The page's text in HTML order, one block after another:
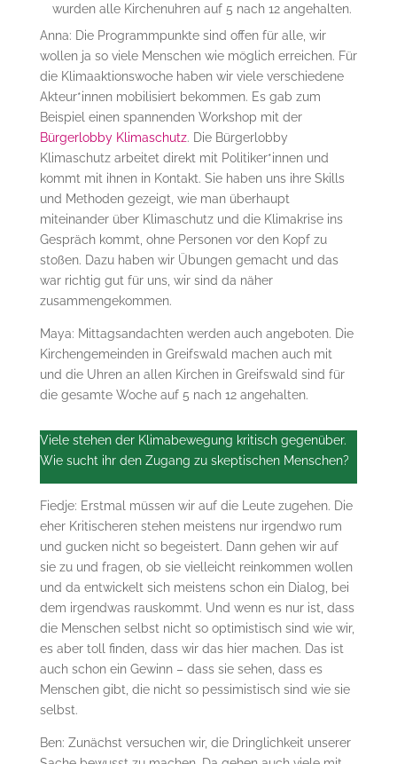
wurden alle Kirchenuhren auf 5 nach 12 angehalten.
Anna: Die Programmpunkte sind offen für alle, wir
wollen ja so viele Menschen wie möglich erreichen. Für
die Klimaaktionswoche haben wir viele verschiedene
Akteur*innen mobilisiert bekommen. Es gab zum
Beispiel einen spannenden Workshop mit der
Bürgerlobby Klimaschutz. Die Bürgerlobby
Klimaschutz arbeitet direkt mit Politiker*innen und
kommt mit ihnen in Kontakt. Sie haben uns ihre Skills
und Methoden gezeigt, wie man überhaupt
miteinander über Klimaschutz und die Klimakrise ins
Gespräch kommt, ohne Personen vor den Kopf zu
stoßen. Dazu haben wir Übungen gemacht und das
war richtig gut für uns, wir sind da näher
zusammengekommen.
Maya: Mittagsandachten werden auch angeboten. Die
Kirchengemeinden in Greifswald machen auch mit
und die Uhren an allen Kirchen in Greifswald sind für
die gesamte Woche auf 5 nach 12 angehalten.
Viele stehen der Klimabewegung kritisch gegenüber.
Wie sucht ihr den Zugang zu skeptischen Menschen?
Fiedje: Erstmal müssen wir auf die Leute zugehen. Die
eher Kritischeren stehen meistens nur irgendwo rum
und gucken nicht so begeistert. Dann gehen wir auf
sie zu und fragen, ob sie vielleicht reinkommen wollen
und da entwickelt sich meistens schon ein Dialog, bei
dem irgendwas rauskommt. Und wenn es nur ist, dass
die Menschen selbst nicht so optimistisch sind wie wir,
es aber toll finden, dass wir das hier machen. Das ist
auch schon ein Gewinn – dass sie sehen, dass es
Menschen gibt, die nicht so pessimistisch sind wie sie
selbst.
Ben: Zunächst versuchen wir, die Dringlichkeit unserer